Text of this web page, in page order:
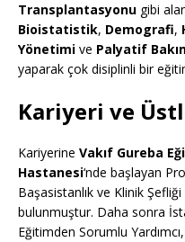
Transplantasyonu gibi
Bioistatistik, Demografi,
Yönetimi ve Palyatif
yaparak çok disiplinli bir
Kariyeri ve
Kariyerine Vakıf Gureba
Hastanesi‘nde başlayan
Başasistanlık ve Klinik
bulunmuştur. Daha sonra
Eğitimden Sorumlu Yardımcı,